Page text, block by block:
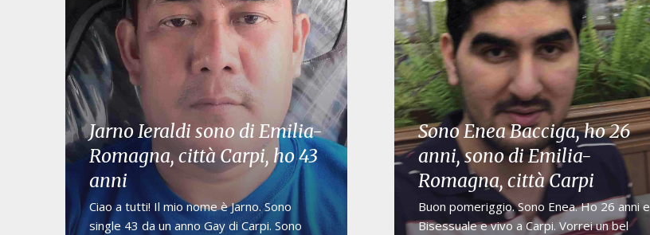
Jarno Ieraldi sono di Emilia-
Romagna, città Carpi, ho 43
anni
Ciao a tutti! Il mio nome è Jarno. Sono
single 43 da un anno Gay di Carpi. Sono
Sono Enea Bacciga, ho 26
anni, sono di Emilia-
Romagna, città Carpi
Buon pomeriggio. Sono Enea. Ho 26 anni e
Bisessuale e vivo a Carpi. Vorrei un bel